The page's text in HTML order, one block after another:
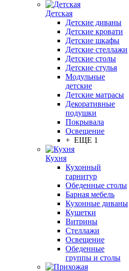
Детская
Детские диваны
Детские кровати
Детские шкафы
Детские стеллажи
Детские столы
Детские стулья
Модульные
детские
Детские матрасы
Декоративные
подушки
Покрывала
Освещение
+ ЕЩЕ 1
Кухня
Кухонный
гарнитур
Обеденные столы
Барная мебель
Кухонные диваны
Кушетки
Витрины
Стеллажи
Освещение
Обеденные
группы и столы